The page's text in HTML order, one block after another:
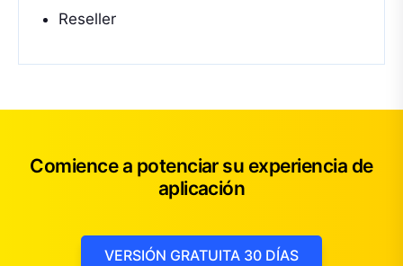
Reseller
Comience a potenciar su experiencia de
aplicación
VERSIÓN GRATUITA 30 DÍAS